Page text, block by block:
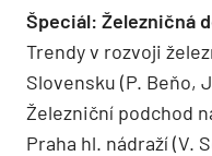
Špeciál: Železničná
Trendy v rozvoji
Slovensku (P. Beňo,
Železniční podchod
Praha hl. nádraží (V.